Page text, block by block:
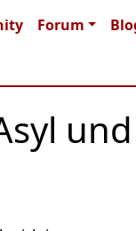
Forum
und